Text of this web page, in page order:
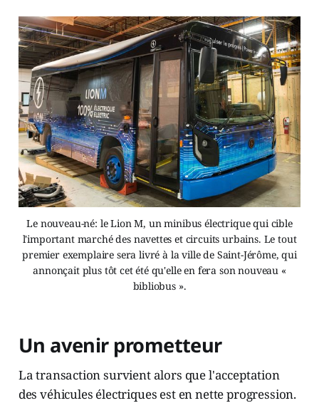
Le nouveau-né: le Lion M, un minibus électrique qui cible
l'important marché des navettes et circuits urbains. Le tout
premier exemplaire sera livré à la ville de Saint-Jérôme, qui
annonçait plus tôt cet été qu'elle en fera son nouveau «
bibliobus ».
Un avenir prometteur
La transaction survient alors que l'acceptation
des véhicules électriques est en nette progression.